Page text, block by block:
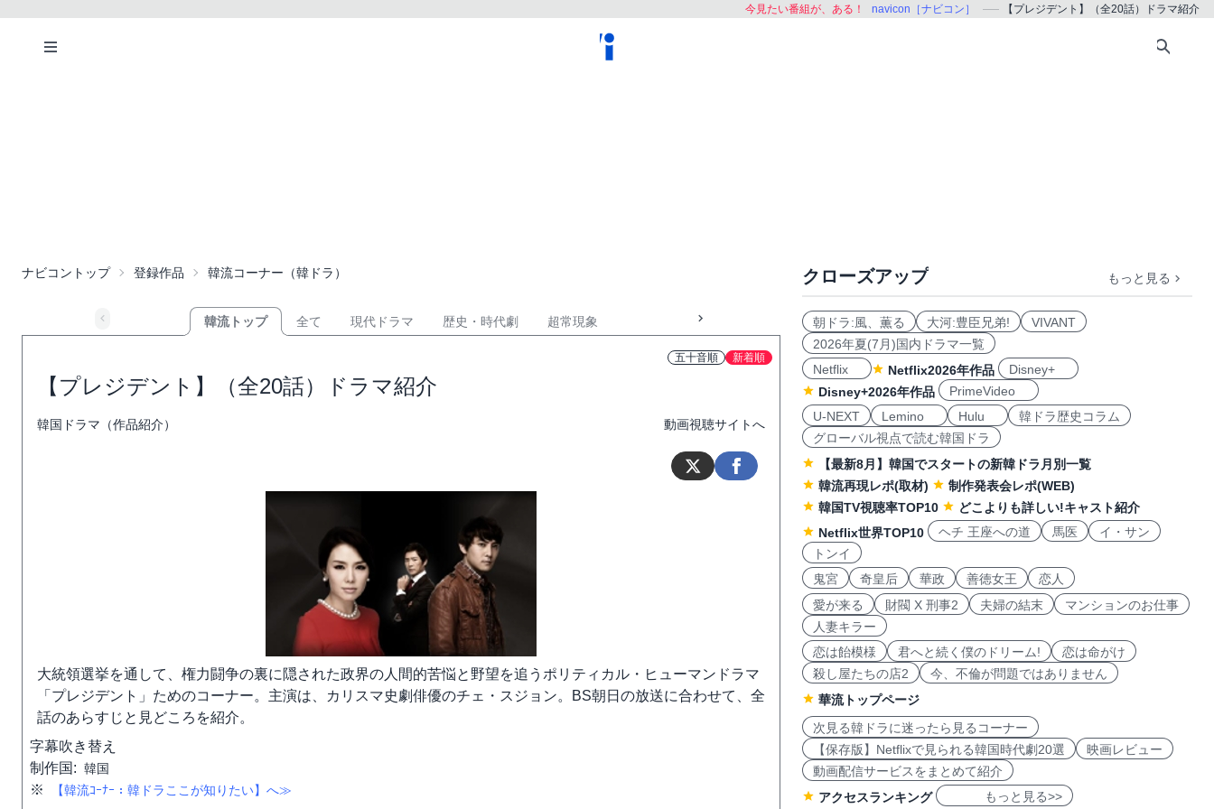
今見たい番組が、ある！ navicon［ナビコン］ 【プレジデント】（全20話）ドラマ紹介
ナビコントップ 登録作品 韓流コーナー（韓ドラ）
韓流トップ 全て 現代ドラマ 歴史・時代劇 超常現象
五十音順 新着順
【プレジデント】（全20話）ドラマ紹介
韓国ドラマ（作品紹介） 動画視聴サイトへ
大統領選挙を通して、権力闘争の裏に隠された政界の人間的苦悩と野望を追うポリティカル・ヒューマンドラマ
「プレジデント」ためのコーナー。主演は、カリスマ史劇俳優のチェ・スジョン。BS朝日の放送に合わせて、全
話のあらすじと見どころを紹介。
字幕吹き替え
制作国: 韓国
※ 【韓流ｺｰﾅｰ：韓ドラここが知りたい】へ≫
クローズアップ もっと見る
朝ドラ:風、薫る 大河:豊臣兄弟!
VIVANT
2026年夏(7月)国内ドラマ一覧
Netflix
Netflix2026年作品
Disney+
Disney+2026年作品
PrimeVideo
U-NEXT
Lemino Hulu
韓ドラ歴史コラム
グローバル視点で読む韓国ドラ
【最新8月】韓国でスタートの新韓ドラ月別一覧
韓流再現レポ(取材)
制作発表会レポ(WEB)
韓国TV視聴率TOP10
どこよりも詳しい!キャスト紹介
Netflix世界TOP10
ヘチ 王座への道 馬医
イ・サン
トンイ
鬼宮
奇皇后 華政 善徳女王
恋人
愛が来る
財閥 X 刑事2 夫婦の結末
マンションのお仕事
人妻キラー
恋は飴模様
君へと続く僕のドリーム!
恋は命がけ
殺し屋たちの店2
今、不倫が問題ではありません
華流トップページ
次見る韓ドラに迷ったら見るコーナー
【保存版】Netflixで見られる韓国時代劇20選
映画レビュー
動画配信サービスをまとめて紹介
アクセスランキング
もっと見る>>